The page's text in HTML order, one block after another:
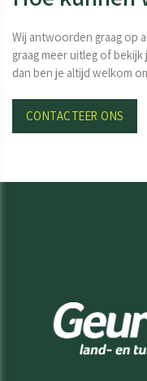
Wij antwoorden graag op
graag meer uitleg of
dan ben je altijd welkom
CONTACTEER ONS